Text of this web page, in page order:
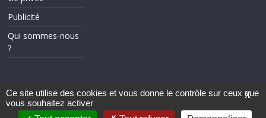
Publicité
Qui sommes-nous
?
Copyright © 2026
X
Ce site utilise des cookies et vous donne le contrôle sur ceux que
vous souhaitez activer